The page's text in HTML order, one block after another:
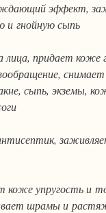
эффект,
и гнойную сыпь
придает коже
снимает
сыпь, экземы,
упругость и
шрамы и